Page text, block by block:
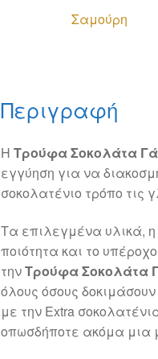
Σαμούρη
Περιγραφή
ΗΤρούφα Σοκολάτα
εγγύηση για να
σοκολατένιο τρόπο τις
Τα επιλεγμένα υλικά, η
ποιότητα και το
τηνΤρούφα Σοκολάτα
όλους όσους
με την Extra
οπωσδήποτε ακόμα μια